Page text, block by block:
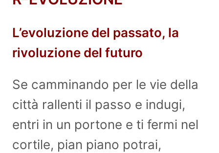
L’evoluzione del passato, la
rivoluzione del futuro
Se camminando per le vie della
città rallenti il passo e indugi,
entri in un portone e ti fermi nel
cortile, pian piano potrai,